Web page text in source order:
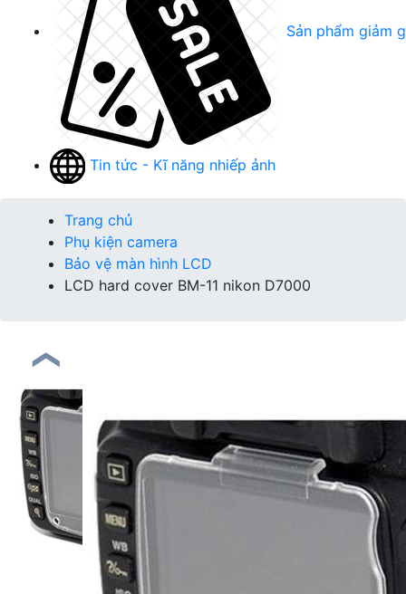
Sản phẩm giảm
Tin tức - Kĩ năng nhiếp ảnh
Trang chủ
Phụ kiện camera
Bảo vệ màn hình LCD
LCD hard cover BM-11 nikon D7000
❮